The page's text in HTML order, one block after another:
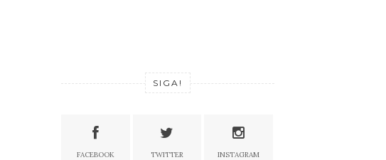
SIGA!
FACEBOOK TWITTER INSTAGRAM